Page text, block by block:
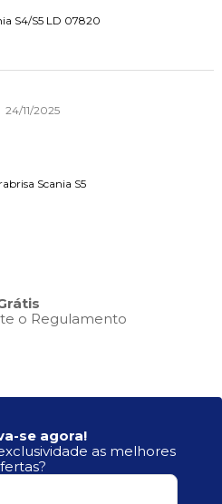
S4/S5 LD 07820
24/11/2025
Scania S5
o Regulamento
se agora!
as melhores